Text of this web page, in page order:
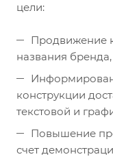
цели:
Продвижение
названия бренда,
конструкции
текстовой и
Повышение
счет